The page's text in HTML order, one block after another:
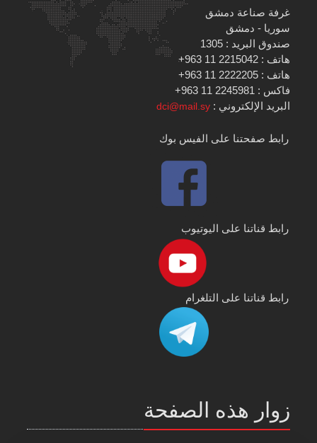
غرفة صناعة دمشق
سوريا - دمشق
صندوق البريد : 1305
هاتف : 2215042 11 963+
هاتف : 2222205 11 963+
فاكس : 2245981 11 963+
البريد الإلكتروني :dci@mail.sy
رابط صفحتنا على الفيس بوك
رابط قناتنا على اليوتيوب
رابط قناتنا على التلغرام
زوار هذه الصفحة